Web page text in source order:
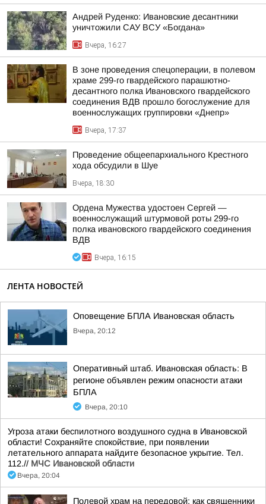
Андрей Руденко: Ивановские десантники
уничтожили САУ ВСУ «Богдана»
Вчера, 16:27
В зоне проведения спецоперации, в полевом
храме 299-го гвардейского парашютно-
десантного полка Ивановского гвардейского
соединения ВДВ прошло богослужение для
военнослужащих группировки «Днепр»
Вчера, 17:37
Проведение общеепархиального Крестного
хода обсудили в Шуе
Вчера, 18:30
Ордена Мужества удостоен Сергей —
военнослужащий штурмовой роты 299-го
полка ивановского гвардейского соединения
ВДВ
Вчера, 16:15
ЛЕНТА НОВОСТЕЙ
Оповещение БПЛА Ивановская область
Вчера, 20:12
Оперативный штаб. Ивановская область: В
регионе объявлен режим опасности атаки
БПЛА
Вчера, 20:10
Угроза атаки беспилотного воздушного судна в Ивановской
области! Сохраняйте спокойствие, при появлении
летательного аппарата найдите безопасное укрытие. Тел.
112.// МЧС Ивановской области
Вчера, 20:04
Полевой храм на передовой: как священники